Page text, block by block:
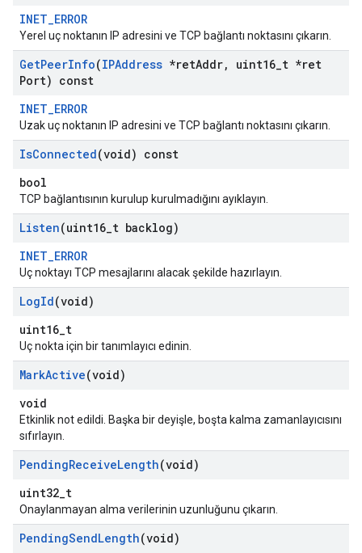
INET_ERROR
Yerel uç noktanın IP adresini ve TCP bağlantı noktasını çıkarın.
GetPeerInfo(IPAddress *retAddr, uint16 t *ret
Port) const
INET_ERROR
Uzak uç noktanın IP adresini ve TCP bağlantı noktasını çıkarın.
IsConnected(void) const
bool
TCP bağlantısının kurulup kurulmadığını ayıklayın.
Listen(uint16 t backlog)
INET_ERROR
Uç noktayı TCP mesajlarını alacak şekilde hazırlayın.
LogId(void)
uint16_t
Uç nokta için bir tanımlayıcı edinin.
MarkActive(void)
void
Etkinlik not edildi. Başka bir deyişle, boşta kalma zamanlayıcısını
sıfırlayın.
PendingReceiveLength(void)
uint32_t
Onaylanmayan alma verilerinin uzunluğunu çıkarın.
PendingSendLength(void)